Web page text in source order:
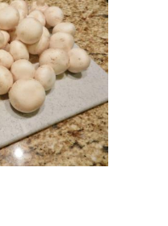
Шампиньоны в сметане